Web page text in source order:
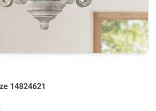
14824621